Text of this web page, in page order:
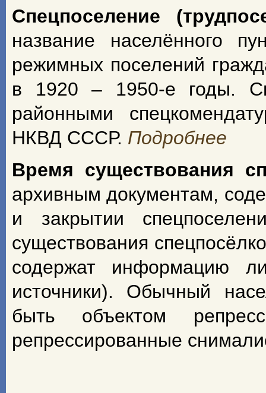
Спецпоселение
название населённого
режимных поселений
в 1920 – 1950-е годы.
районными
НКВД СССР. Подробнее
Время существования
архивным документам,
и закрытии
существования
содержат информацию
источники). Обычный
быть объектом
репрессированные